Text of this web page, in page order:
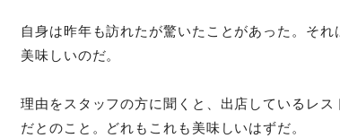
自身は昨年も訪れたが驚いたことがあった。そ
美味しいのだ。
理由をスタッフの方に聞くと、出店しているレ
だとのこと。どれもこれも美味しいはずだ。